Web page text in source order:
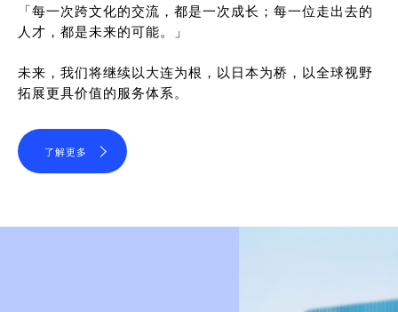
「每一次跨文化的交流，都是一次成长；每一位走出去的
人才，都是未来的可能。」
未来，我们将继续以大连为根，以日本为桥，以全球视野
拓展更具价值的服务体系。
了解更多